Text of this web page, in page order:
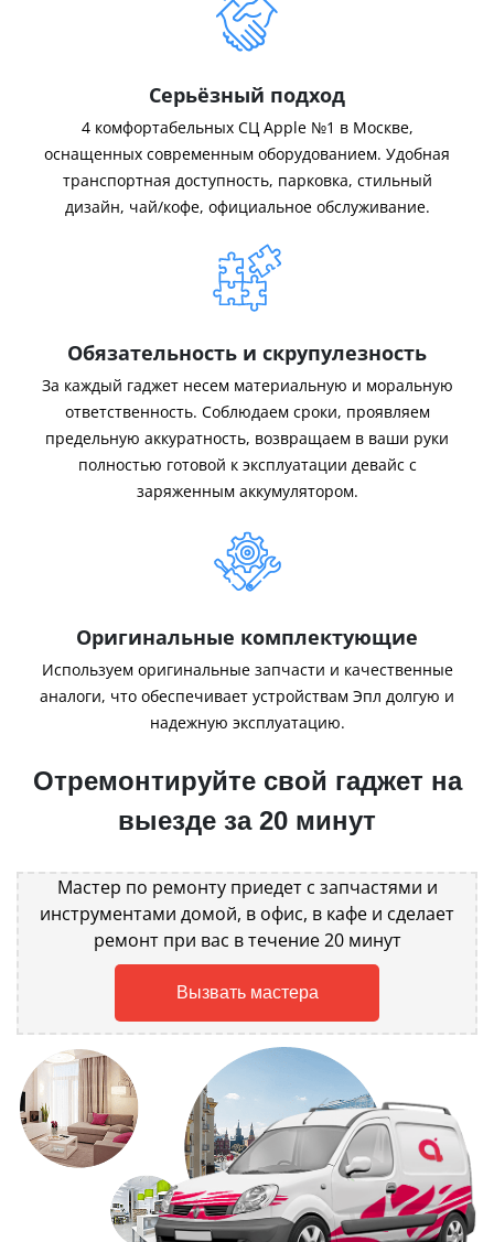
Серьёзный подход
4 комфортабельных СЦ Apple №1 в Москве,
оснащенных современным оборудованием. Удобная
транспортная доступность, парковка, стильный
дизайн, чай/кофе, официальное обслуживание.
Обязательность и скрупулезность
За каждый гаджет несем материальную и моральную
ответственность. Соблюдаем сроки, проявляем
предельную аккуратность, возвращаем в ваши руки
полностью готовой к эксплуатации девайс с
заряженным аккумулятором.
Оригинальные комплектующие
Используем оригинальные запчасти и качественные
аналоги, что обеспечивает устройствам Эпл долгую и
надежную эксплуатацию.
Отремонтируйте свой гаджет на
выезде за 20 минут
Мастер по ремонту приедет с запчастями и
инструментами домой, в офис, в кафе и сделает
ремонт при вас в течение 20 минут
Вызвать мастера